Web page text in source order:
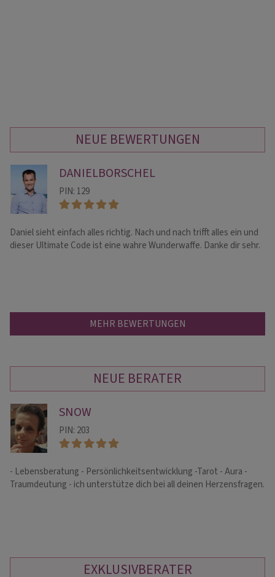
NEUE BEWERTUNGEN
DANIELBORSCHEL
PIN: 129
Daniel sieht einfach alles richtig. Nach und nach trifft alles ein und
dieser Ultimate Code ist eine wahre Wunderwaffe. Danke dir sehr.
MEHR BEWERTUNGEN
NEUE BERATER
SNOW
PIN: 203
- Lebensberatung - Persönlichkeitsentwicklung -Tarot - Aura -
Traumdeutung - ich unterstütze dich bei all deinen Herzensfragen.
EXKLUSIVBERATER